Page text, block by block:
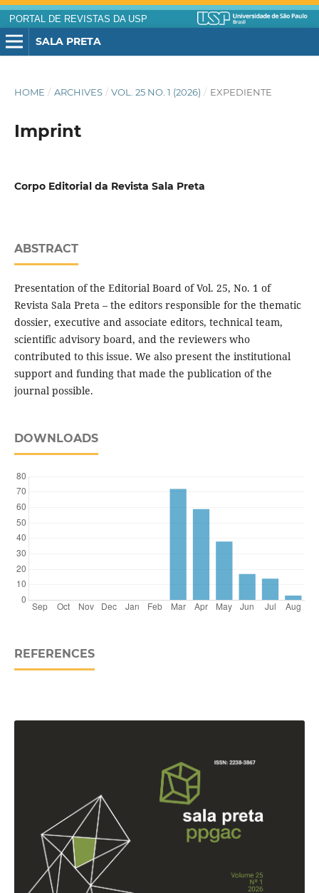
PORTAL DE REVISTAS DA USP
SALA PRETA
HOME / ARCHIVES / VOL. 25 NO. 1 (2026) / EXPEDIENTE
Imprint
Corpo Editorial da Revista Sala Preta
ABSTRACT
Presentation of the Editorial Board of Vol. 25, No. 1 of
Revista Sala Preta – the editors responsible for the thematic
dossier, executive and associate editors, technical team,
scientific advisory board, and the reviewers who
contributed to this issue. We also present the institutional
support and funding that made the publication of the
journal possible.
DOWNLOADS
REFERENCES